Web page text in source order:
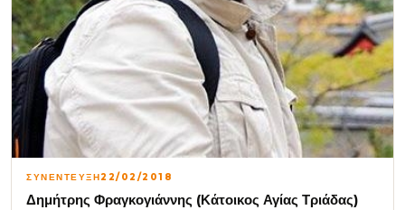
ΣΥΝΕΝΤΕΥΞΗ22/02/2018
Δημήτρης Φραγκογιάννης (Κάτοικος Αγίας Τριάδας)